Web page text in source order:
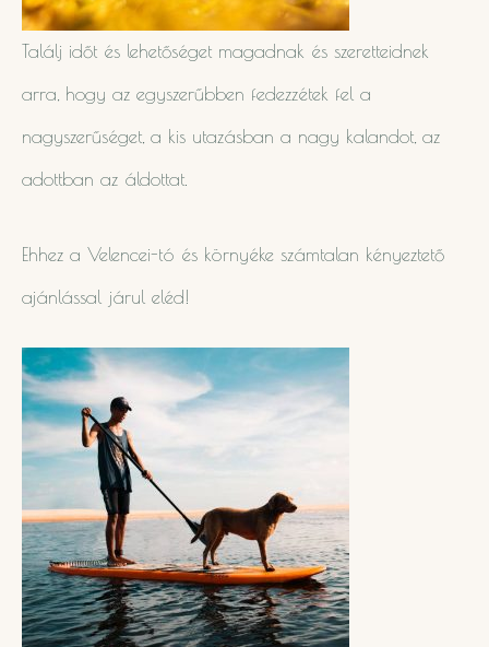
Találj időt és lehetőséget magadnak és szeretteidnek
arra, hogy az egyszerűbben fedezzétek fel a
nagyszerűséget, a kis utazásban a nagy kalandot, az
adottban az áldottat.
Ehhez a Velencei-tó és környéke számtalan kényeztető
ajánlással járul eléd!